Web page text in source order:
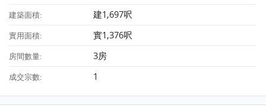
建築面積: 建1,697呎
實用面積: 實1,376呎
房間數量: 3房
成交宗數: 1